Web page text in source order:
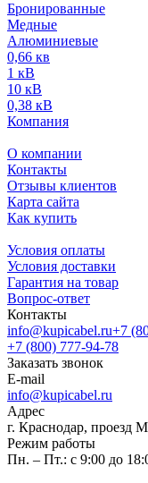
Бронированные
Медные
Алюминиевые
0,66 кв
1 кВ
10 кВ
0,38 кВ
Компания
О компании
Контакты
Отзывы клиентов
Карта сайта
Как купить
Условия оплаты
Условия доставки
Гарантия на товар
Вопрос-ответ
Контакты
info@kupicabel.ru+7
+7 (800) 777-94-78
Заказать звонок
E-mail
info@kupicabel.ru
Адрес
г. Краснодар, проезд
Режим работы
Пн. – Пт.: с 9:00 до